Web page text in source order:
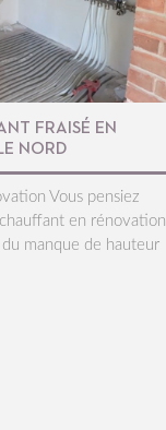
FRAISÉ EN
NORD
Vous pensiez
en rénovation
manque de hauteur